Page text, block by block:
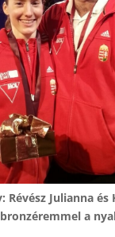
Révész Julianna és
a